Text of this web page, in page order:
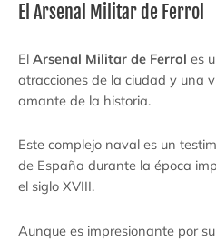
El Arsenal Militar de Ferrol
El Arsenal Militar de Ferrol es
atracciones de la ciudad y una
amante de la historia.
Este complejo naval es un
de España durante la época
el siglo XVIII.
Aunque es impresionante por